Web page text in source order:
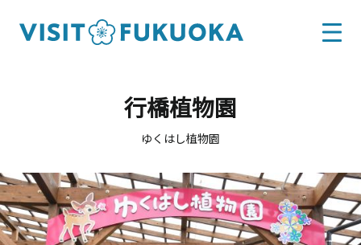
行橋植物園
ゆくはし植物園